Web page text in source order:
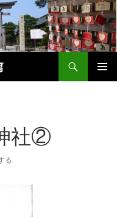
社②
る